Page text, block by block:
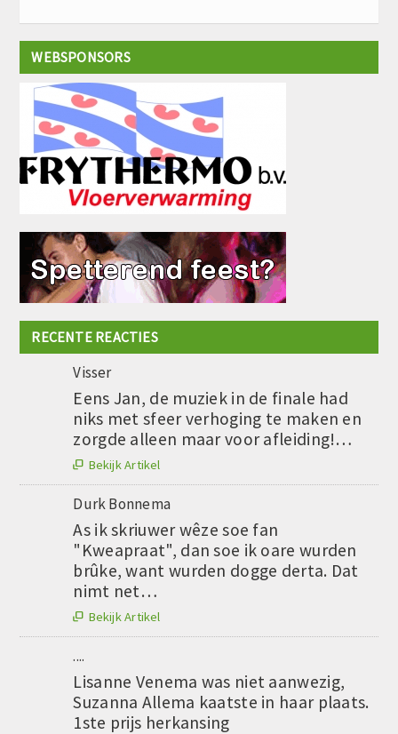
WEBSPONSORS
RECENTE REACTIES
Visser
Eens Jan, de muziek in de finale had
niks met sfeer verhoging te maken en
zorgde alleen maar voor afleiding!…
 Bekijk Artikel
Durk Bonnema
As ik skriuwer wêze soe fan
"Kweapraat", dan soe ik oare wurden
brûke, want wurden dogge derta. Dat
nimt net…
 Bekijk Artikel
....
Lisanne Venema was niet aanwezig,
Suzanna Allema kaatste in haar plaats.
1ste prijs herkansing